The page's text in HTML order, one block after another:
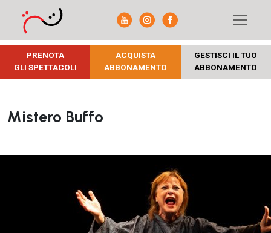
PRENOTA
GLI SPETTACOLI
ACQUISTA
ABBONAMENTO
GESTISCI IL TUO
ABBONAMENTO
Mistero Buffo